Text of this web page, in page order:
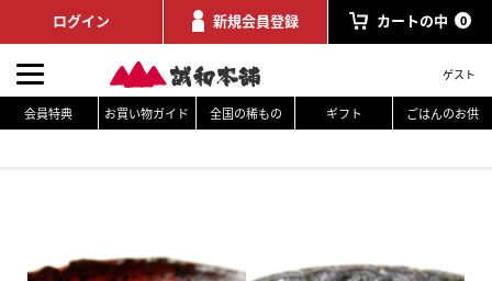
会員特典 お買い物ガイド 全国の稀もの ギフト ごはんのお供
ログイン 新規会員登録 カートの中 0
ゲスト